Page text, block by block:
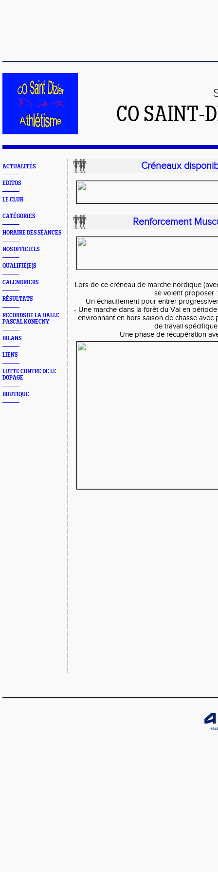
CO SAINT-
ACTUALITÉS
EDITOS
LE CLUB
CATÉGORIES
HORAIRE DES SÉANCES
NOS OFFICIELS
QUALIFIÉ(E)S
CALENDRIERS
RÉSULTATS
RECORDS DE LA HALLE
PASCAL KONECNY
BILANS
LIENS
LUTTE CONTRE DE LE
DOPAGE
BOUTIQUE
Créneaux
Renforcement
Lors de ce créneau de marche nordique
se voient proposer :
Un échauffement pour entrer
- Une marche dans la forêt du Val en
environnant en hors saison de chasse avec
de travail spécifique
- Une phase de récupération